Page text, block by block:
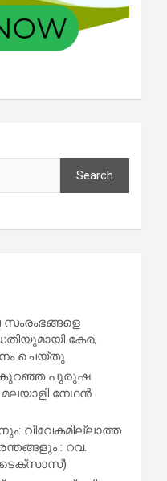
Search
കേര;
ചെയ്തു
കുറഞ്ഞ പുരുഷ
നേഥൻ
വിവേകമില്ലാത്ത
: റവ.
ടെക്സാസ്)